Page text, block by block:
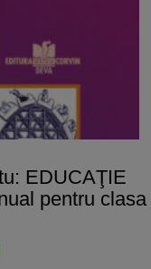
EDUCAŢIE
pentru clasa